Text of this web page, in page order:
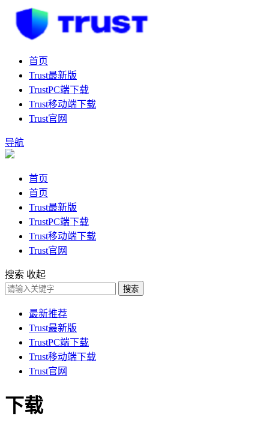
首页
Trust最新版
TrustPC端下载
Trust移动端下载
Trust官网
导航
首页
首页
Trust最新版
TrustPC端下载
Trust移动端下载
Trust官网
搜索 收起
搜索
最新推荐
Trust最新版
TrustPC端下载
Trust移动端下载
Trust官网
下载